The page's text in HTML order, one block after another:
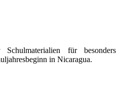
für besonders
in Nicaragua.